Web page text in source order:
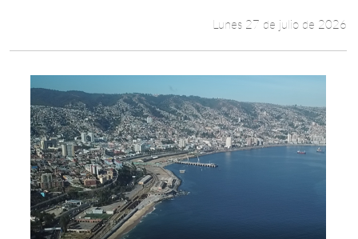
Lunes 27 de julio de 2026